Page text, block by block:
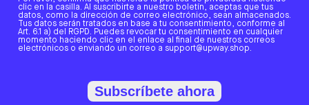
clic en la casilla. Al suscribirte a nuestro boletín, aceptas que tus
datos, como la dirección de correo electrónico, sean almacenados.
Tus datos serán tratados en base a tu consentimiento, conforme al
Art. 6.1 a) del RGPD. Puedes revocar tu consentimiento en cualquier
momento haciendo clic en el enlace al final de nuestros correos
electrónicos o enviando un correo a support@upway.shop.
Subscríbete ahora